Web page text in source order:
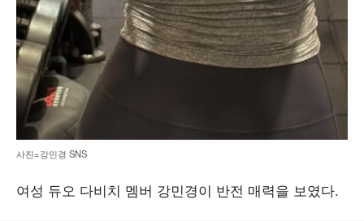
사진=강민경 SNS
여성 듀오 다비치 멤버 강민경이 반전 매력을 보였다.